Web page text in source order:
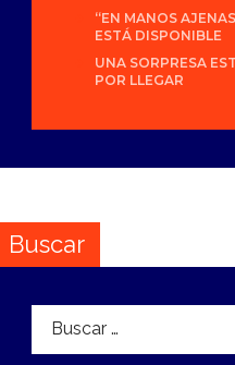
“EN MANOS
ESTÁ DISPONIBLE
UNA SORPRESA
POR LLEGAR
Buscar
Buscar: